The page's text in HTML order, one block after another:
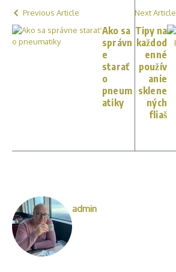
Previous Article
Ako sa
správn
e
starať
o
pneum
atiky
Next Article
Tipy na
každod
enné
použív
anie
sklene
ných
fliaš
admin